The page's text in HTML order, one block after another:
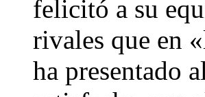
felicitó a su
rivales que en
ha presentado